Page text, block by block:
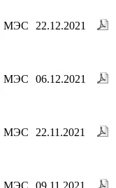
МЭС 22.12.2021
МЭС 06.12.2021
МЭС 22.11.2021
МЭС 09.11.2021